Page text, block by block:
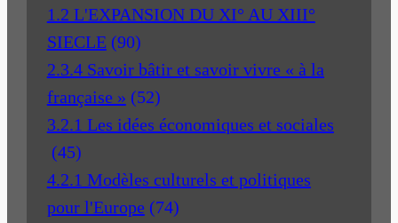
1.2 L'EXPANSION DU XI° AU XIII°
SIECLE (90)
2.3.4 Savoir bâtir et savoir vivre « à la
française » (52)
3.2.1 Les idées économiques et sociales
(45)
4.2.1 Modèles culturels et politiques
pour l'Europe (74)